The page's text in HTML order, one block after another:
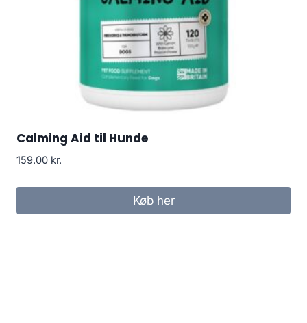
Calming Aid til Hunde
159.00 kr.
Køb her